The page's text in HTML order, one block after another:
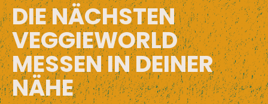
DIE NÄCHSTEN
VEGGIEWORLD
MESSEN IN DEINER
NÄHE